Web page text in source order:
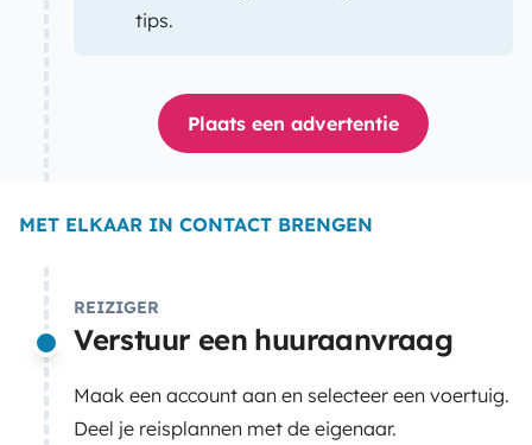
tips.
Plaats een advertentie
MET ELKAAR IN CONTACT BRENGEN
REIZIGER
Verstuur een huuraanvraag
Maak een account aan en selecteer een voertuig.
Deel je reisplannen met de eigenaar.